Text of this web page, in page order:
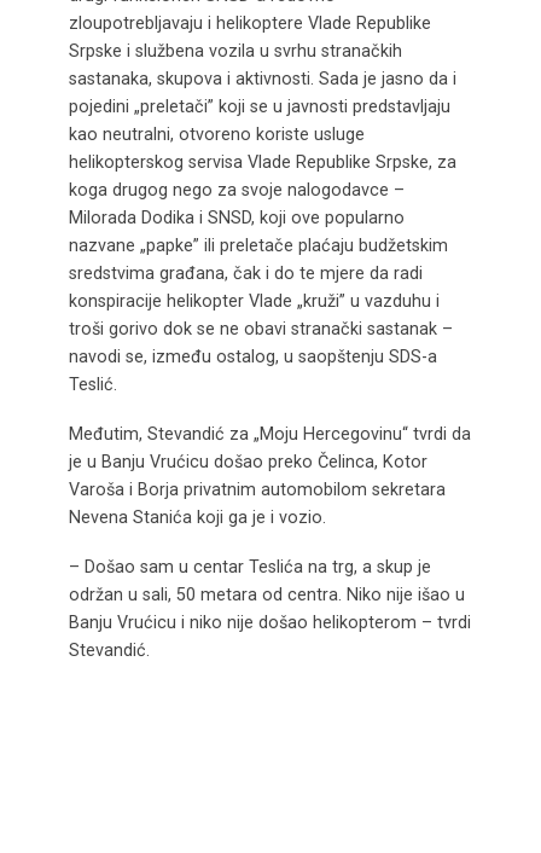
zloupotrebljavaju i helikoptere Vlade Republike
Srpske i službena vozila u svrhu stranačkih
sastanaka, skupova i aktivnosti. Sada je jasno da i
pojedini „preletači” koji se u javnosti predstavljaju
kao neutralni, otvoreno koriste usluge
helikopterskog servisa Vlade Republike Srpske, za
koga drugog nego za svoje nalogodavce –
Milorada Dodika i SNSD, koji ove popularno
nazvane „papke” ili preletače plaćaju budžetskim
sredstvima građana, čak i do te mjere da radi
konspiracije helikopter Vlade „kruži” u vazduhu i
troši gorivo dok se ne obavi stranački sastanak –
navodi se, između ostalog, u saopštenju SDS-a
Teslić.
Međutim, Stevandić za „Moju Hercegovinu“ tvrdi da
je u Banju Vrućicu došao preko Čelinca, Kotor
Varoša i Borja privatnim automobilom sekretara
Nevena Stanića koji ga je i vozio.
– Došao sam u centar Teslića na trg, a skup je
održan u sali, 50 metara od centra. Niko nije išao u
Banju Vrućicu i niko nije došao helikopterom – tvrdi
Stevandić.